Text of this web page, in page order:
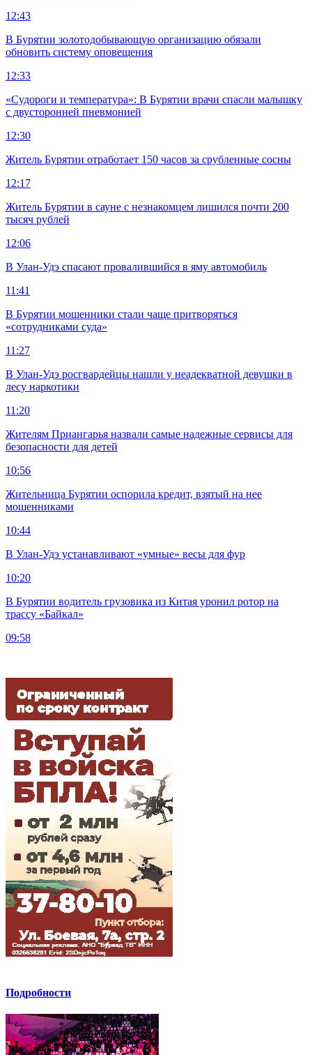
12:43
В Бурятии золотодобывающую организацию обязали
обновить систему оповещения
12:33
«Судороги и температура»: В Бурятии врачи спасли малышку
с двусторонней пневмонией
12:30
Житель Бурятии отработает 150 часов за срубленные сосны
12:17
Житель Бурятии в сауне с незнакомцем лишился почти 200
тысяч рублей
12:06
В Улан-Удэ спасают провалившийся в яму автомобиль
11:41
В Бурятии мошенники стали чаще притворяться
«сотрудниками суда»
11:27
В Улан-Удэ росгвардейцы нашли у неадекватной девушки в
лесу наркотики
11:20
Жителям Приангарья назвали самые надежные сервисы для
безопасности для детей
10:56
Жительница Бурятии оспорила кредит, взятый на нее
мошенниками
10:44
В Улан-Удэ устанавливают «умные» весы для фур
10:20
В Бурятии водитель грузовика из Китая уронил ротор на
трассу «Байкал»
09:58
Подробности